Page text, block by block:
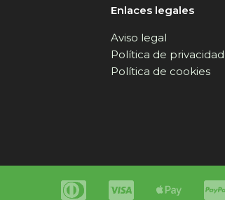
Enlaces legales
Aviso legal
Política de privacidad
Política de cookies